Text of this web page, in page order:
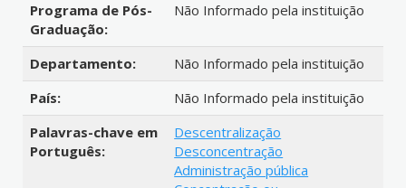
Programa de Pós-
Graduação:
Não Informado pela instituição
Departamento:
Não Informado pela instituição
País:
Não Informado pela instituição
Palavras-chave em
Português:
Descentralização
Desconcentração
Administração pública